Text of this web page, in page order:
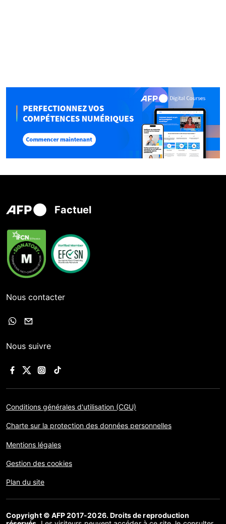
Factuel
Nous contacter
Nous suivre
Conditions générales d'utilisation (CGU)
Charte sur la protection des données personnelles
Mentions légales
Gestion des cookies
Plan du site
Copyright © AFP 2017-2026. Droits de reproduction